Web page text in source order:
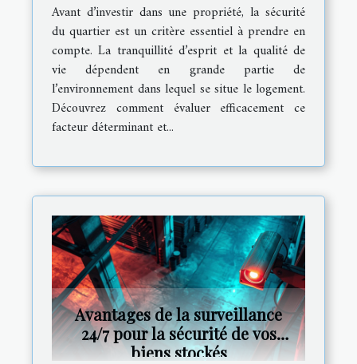
Avant d’investir dans une propriété, la sécurité
du quartier est un critère essentiel à prendre en
compte. La tranquillité d’esprit et la qualité de
vie dépendent en grande partie de
l’environnement dans lequel se situe le logement.
Découvrez comment évaluer efficacement ce
facteur déterminant et...
Avantages de la surveillance
24/7 pour la sécurité de vos
biens stockés